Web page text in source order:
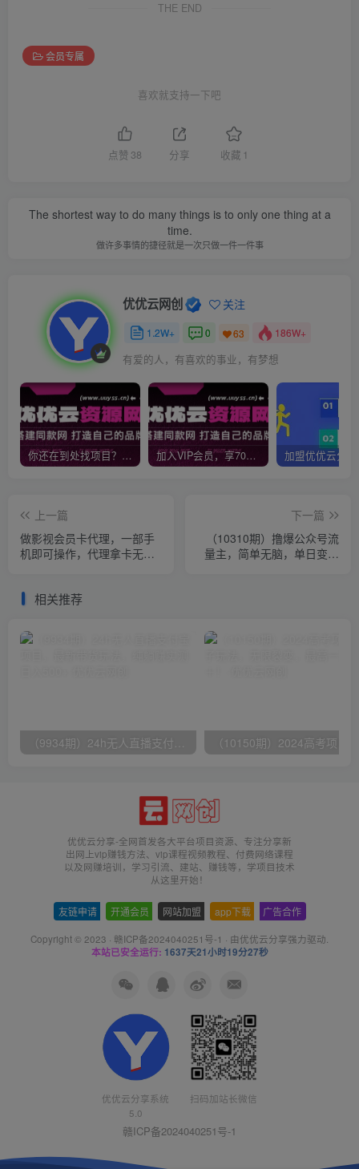
THE END
会员专属
喜欢就支持一下吧
点赞 38 分享 收藏 1
The shortest way to do many things is to only one thing at a
time.
做许多事情的捷径就是一次只做一件一件事
优优云网创 关注
1.2W+ 0 63 186W+
有爱的人，有喜欢的事业，有梦想
你还在到处找项目？还在当韭菜？我靠网创资源站一个月收入5万+，曾经我也是个失败者。 加入VIP会员，享70%的推广提成，免费学习多种网上创业课程，菜鸟秒变大神！
上一篇
做影视会员卡代理，一部手
机即可操作，代理拿卡无需
下一篇
（10310期）撸爆公众号流
量主，简单无脑，单日变现
相关推荐
优优云分享-全网首发各大平台项目资源、专注分享新
出网上vip赚钱方法、vip课程视频教程、付费网络课程
以及网赚培训，学习引流、建站、赚钱等，学项目技术
从这里开始！
友链申请 开通会员 网站加盟 app下载 广告合作
Copyright © 2023 · 赣ICP备2024040251号-1 · 由优优云分享强力驱动.
本站已安全运行: 1637天21小时19分27秒
优优云分享系统
5.0
扫码加站长微信
赣ICP备2024040251号-1